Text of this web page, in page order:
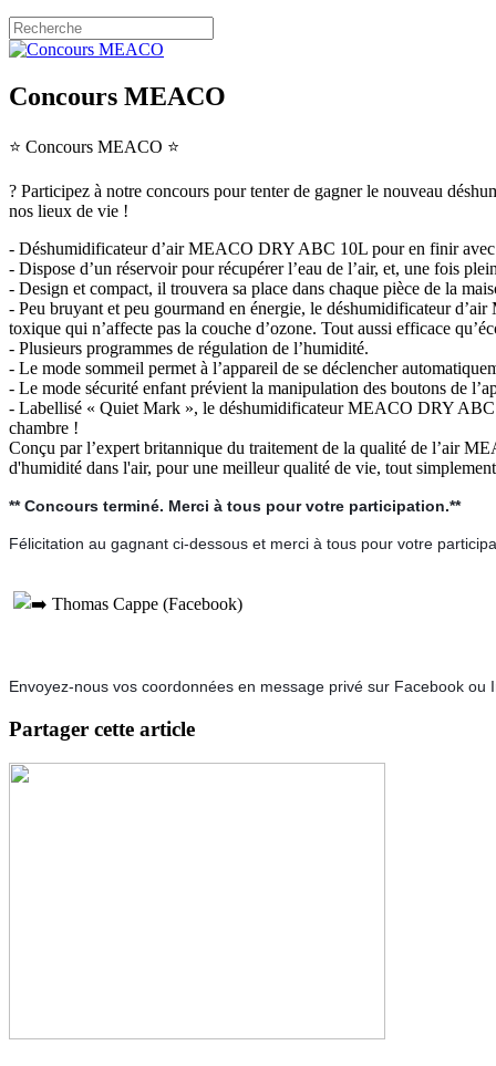
Concours MEACO
⭐ Concours MEACO ⭐
? Participez à notre concours pour tenter de gagner le nouveau
nos lieux de vie !
- Déshumidificateur d’air MEACO DRY ABC 10L pour en finir avec
- Dispose d’un réservoir pour récupérer l’eau de l’air, et, une fois
- Design et compact, il trouvera sa place dans chaque pièce de la
- Peu bruyant et peu gourmand en énergie, le déshumidificateur
toxique qui n’affecte pas la couche d’ozone. Tout aussi efficace
- Plusieurs programmes de régulation de l’humidité.
- Le mode sommeil permet à l’appareil de se déclencher
- Le mode sécurité enfant prévient la manipulation des boutons de
- Labellisé « Quiet Mark », le déshumidificateur MEACO DRY ABC
chambre !
Conçu par l’expert britannique du traitement de la qualité de l’air
d'humidité dans l'air, pour une meilleur qualité de vie, tout
** Concours terminé. Merci à tous pour votre participation.**
Félicitation au gagnant ci-dessous et merci à tous pour votre
Thomas Cappe (Facebook)
Envoyez-nous vos coordonnées en message privé sur Facebook ou
Partager cette article